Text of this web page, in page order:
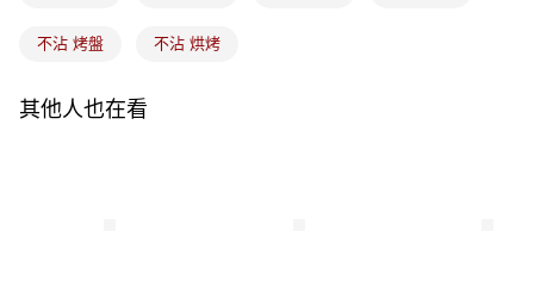
不沾 烤盤 不沾 烘烤
其他人也在看